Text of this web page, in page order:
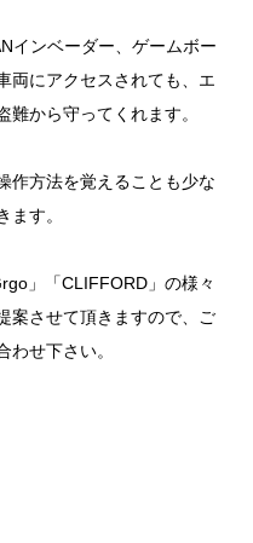
インベーダー、ゲームボー
両にアクセスされても、エ
難から守ってくれます。
作方法を覚えることも少な
ます。
」「CLIFFORD」の様々
案させて頂きますので、ご
せ下さい。